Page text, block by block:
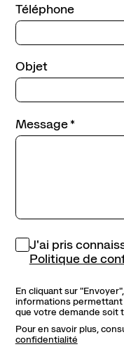
Téléphone
Objet
Message
J'ai pris
Politique de
En cliquant sur
informations permettant
que votre demande soit
Pour en savoir plus,
confidentialité